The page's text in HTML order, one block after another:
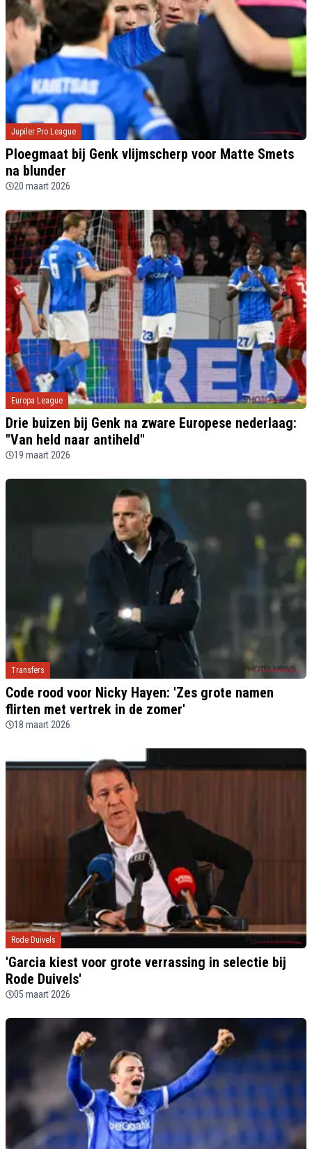
Jupiler Pro League
Ploegmaat bij Genk vlijmscherp voor Matte Smets
na blunder
20 maart 2026
Europa League
Drie buizen bij Genk na zware Europese nederlaag:
"Van held naar antiheld"
19 maart 2026
Transfers
Code rood voor Nicky Hayen: 'Zes grote namen
flirten met vertrek in de zomer'
18 maart 2026
Rode Duivels
'Garcia kiest voor grote verrassing in selectie bij
Rode Duivels'
05 maart 2026